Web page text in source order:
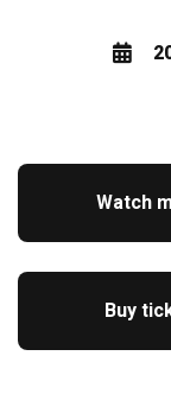
Watch
Buy